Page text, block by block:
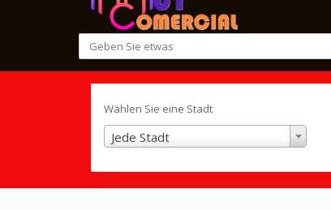
Wählen Sie eine Stadt
Jede Stadt